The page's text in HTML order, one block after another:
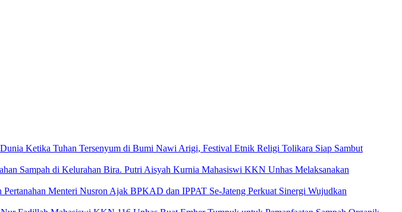
Ketika Tuhan Tersenyum di Bumi Nawi Arigi, Festival Etnik Religi Tolikara Siap Sambut
Putri Aisyah Kurnia Mahasiswi KKN Unhas Melaksanakan
Menteri Nusron Ajak BPKAD dan IPPAT Se-Jateng Perkuat Sinergi Wujudkan